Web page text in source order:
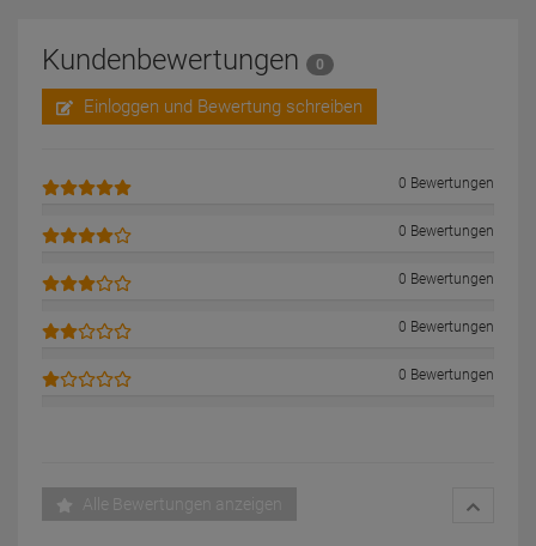
Kundenbewertungen 0
Einloggen und Bewertung schreiben
0 Bewertungen
0 Bewertungen
0 Bewertungen
0 Bewertungen
0 Bewertungen
Alle Bewertungen anzeigen